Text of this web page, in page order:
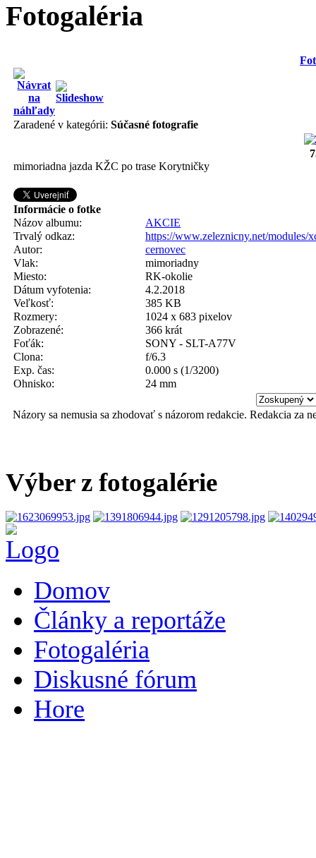
Fotogaléria
Zaradené v kategórii: Súčasné fotografie
mimoriadna jazda KŽC po trase Korytničky
Informácie o fotke
Názov albumu:
AKCIE
Trvalý odkaz:
https://www.zeleznicny.net/modules/
Autor:
cernovec
Vlak:
mimoriadny
Miesto:
RK-okolie
Dátum vyfotenia:
4.2.2018
Veľkosť:
385 KB
Rozmery:
1024 x 683 pixelov
Zobrazené:
366 krát
Foťák:
SONY - SLT-A77V
Clona:
f/6.3
Exp. čas:
0.000 s (1/3200)
Ohnisko:
24 mm
Názory sa nemusia sa zhodovať s názorom redakcie. Redakcia za
Výber z fotogalérie
Domov
Články a reportáže
Fotogaléria
Diskusné fórum
Hore